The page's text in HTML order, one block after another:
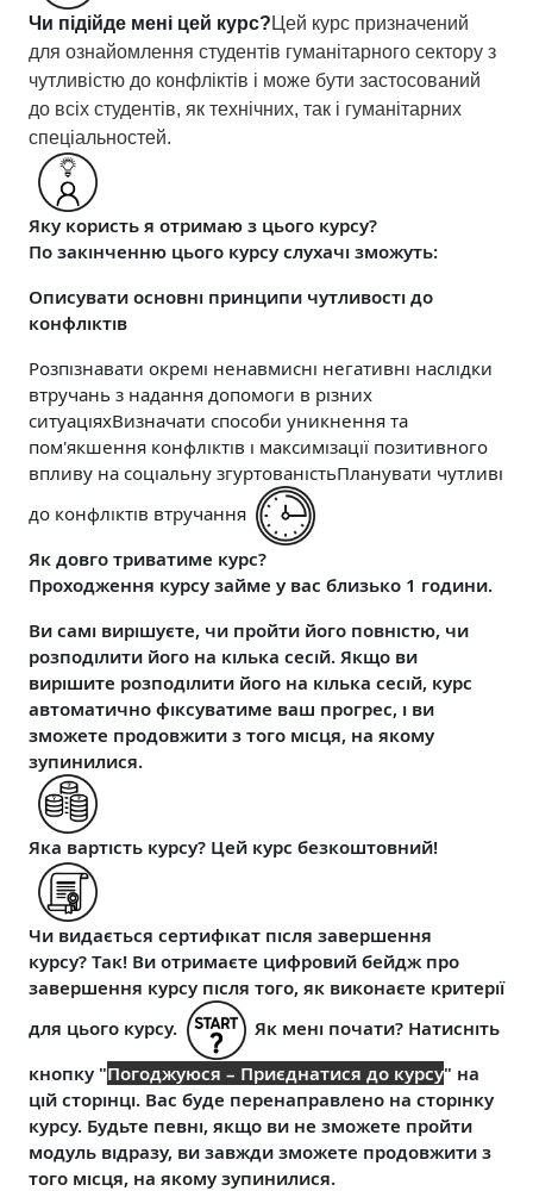
Чи підійде мені цей курс? Цей курс призначений
для ознайомлення студентів гуманітарного сектору з
чутливістю до конфліктів і може бути застосований
до всіх студентів, як технічних, так і гуманітарних
спеціальностей.
Яку користь я отримаю з цього курсу?
По закінченню цього курсу слухачі зможуть:
Описувати основні принципи чутливості до
конфліктів
Розпізнавати окремі ненавмисні негативні наслідки
втручань з надання допомоги в різних
ситуаціяхВизначати способи уникнення та
пом'якшення конфліктів і максимізації позитивного
впливу на соціальну згуртованістьПланувати чутливі
до конфліктів втручання
Як довго триватиме курс?
Проходження курсу займе у вас близько 1 години.
Ви самі вирішуєте, чи пройти його повністю, чи
розподілити його на кілька сесій. Якщо ви
вирішите розподілити його на кілька сесій, курс
автоматично фіксуватиме ваш прогрес, і ви
зможете продовжити з того місця, на якому
зупинилися.
Яка вартість курсу? Цей курс безкоштовний!
Чи видається сертифікат після завершення
курсу? Так! Ви отримаєте цифровий бейдж про
завершення курсу після того, як виконаєте критерії
для цього курсу.
Як мені почати? Натисніть
кнопку "Погоджуюся – Приєднатися до курсу" на
цій сторінці. Вас буде перенаправлено на сторінку
курсу. Будьте певні, якщо ви не зможете пройти
модуль відразу, ви завжди зможете продовжити з
того місця, на якому зупинилися.